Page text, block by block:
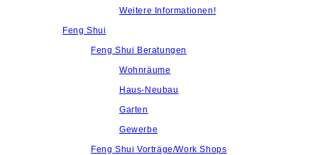
Weitere Informationen!
Feng Shui
Feng Shui Beratungen
Wohnräume
Haus-Neubau
Garten
Gewerbe
Feng Shui Vorträge/Work Shops